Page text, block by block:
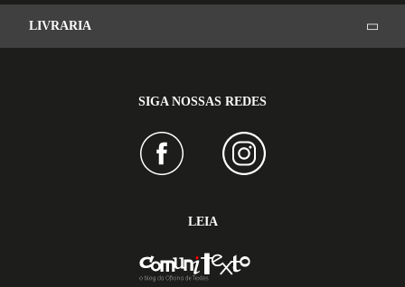
LIVRARIA
SIGA NOSSAS REDES
LEIA